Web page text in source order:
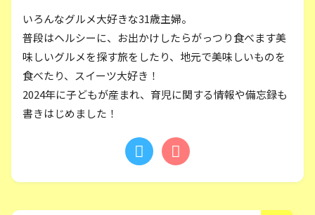
いろんなグルメ大好きな31歳主婦。
普段はヘルシーに、お出かけしたらがっつり食べます美
味しいグルメを探す旅をしたり、地元で美味しいものを
食べたり、スイーツ大好き！
2024年に子どもが産まれ、育児に関する情報や備忘録も
書きはじめました！